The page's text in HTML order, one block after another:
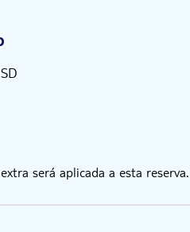
será aplicada a esta reserva.